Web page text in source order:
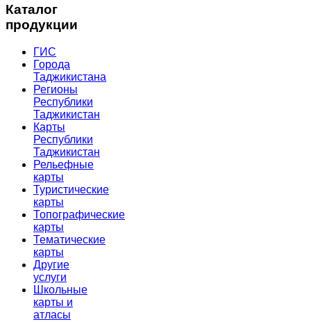
Каталог
продукции
ГИС
Города
Таджикистана
Регионы
Республики
Таджикистан
Карты
Республики
Таджикистан
Рельефные
карты
Туристические
карты
Топографические
карты
Тематические
карты
Другие
услуги
Школьные
карты и
атласы